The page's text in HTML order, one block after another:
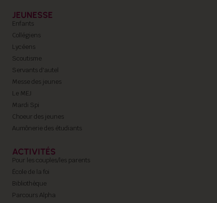
JEUNESSE
Enfants
Collégiens
Lycéens
Scoutisme
Servants d'autel
Messe des jeunes
Le MEJ
Mardi Spi
Choeur des jeunes
Aumônerie des étudiants
ACTIVITÉS
Pour les couples/les parents
École de la foi
Bibliothèque
Parcours Alpha